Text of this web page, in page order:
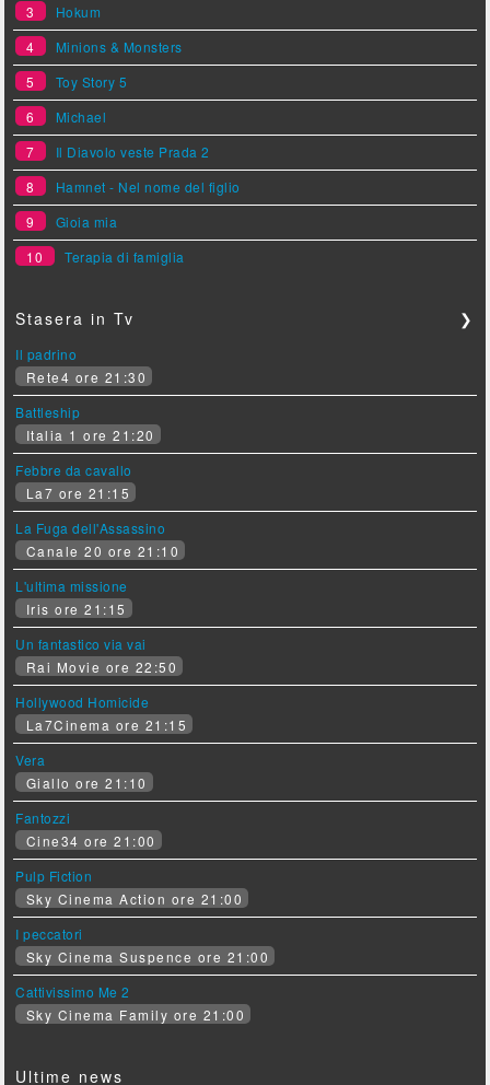
3
Hokum
4
Minions & Monsters
5
Toy Story 5
6
Michael
7
Il Diavolo veste Prada 2
8
Hamnet - Nel nome del figlio
9
Gioia mia
10
Terapia di famiglia
Stasera in Tv ❯
Il padrino
Rete4 ore 21:30
Battleship
Italia 1 ore 21:20
Febbre da cavallo
La7 ore 21:15
La Fuga dell'Assassino
Canale 20 ore 21:10
L'ultima missione
Iris ore 21:15
Un fantastico via vai
Rai Movie ore 22:50
Hollywood Homicide
La7Cinema ore 21:15
Vera
Giallo ore 21:10
Fantozzi
Cine34 ore 21:00
Pulp Fiction
Sky Cinema Action ore 21:00
I peccatori
Sky Cinema Suspence ore 21:00
Cattivissimo Me 2
Sky Cinema Family ore 21:00
Ultime news